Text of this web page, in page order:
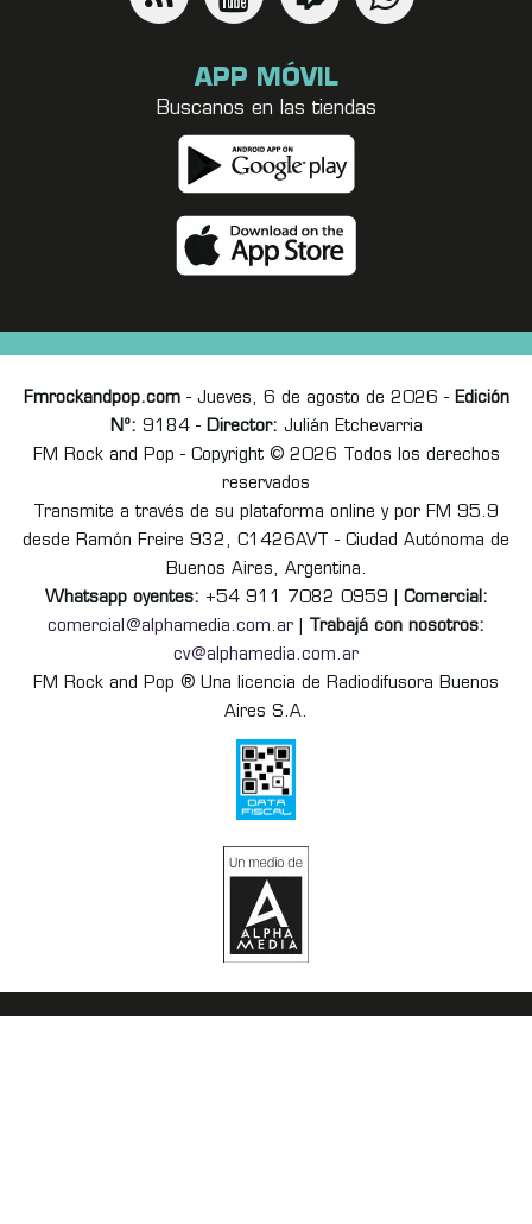
APP MÓVIL
Buscanos en las tiendas
Fmrockandpop.com- Jueves, 6 de agosto de 2026 - Edición
Nº: 9184 - Director: Julián Etchevarria
FM Rock and Pop - Copyright © 2026 Todos los derechos
reservados
Transmite a través de su plataforma online y por FM 95.9
desde Ramón Freire 932, C1426AVT - Ciudad Autónoma de
Buenos Aires, Argentina.
Whatsapp oyentes: +54 911 7082 0959 | Comercial:
comercial@alphamedia.com.ar
Trabajá con nosotros:
cv@alphamedia.com.ar
FM Rock and Pop ® Una licencia de Radiodifusora Buenos
Aires S.A.